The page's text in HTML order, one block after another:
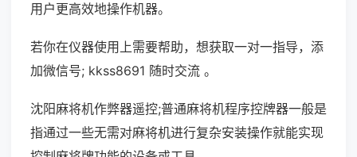
用户更高效地操作机器。
若你在仪器使用上需要帮助，想获取一对一指导，添
加微信号; kkss8691 随时交流 。
沈阳麻将机作弊器遥控;普通麻将机程序控牌器一般是
指通过一些无需对麻将机进行复杂安装操作就能实现